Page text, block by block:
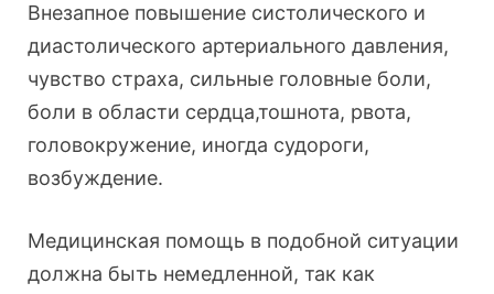
Внезапное повышение систолического и
диастолического артериального давления,
чувство страха, сильные головные боли,
боли в области сердца,тошнота, рвота,
головокружение, иногда судороги,
возбуждение.
Медицинская помощь в подобной ситуации
должна быть немедленной, так как